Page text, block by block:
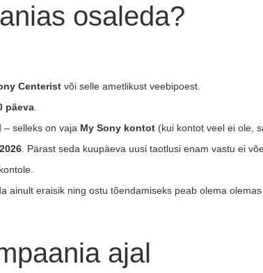
osaleda?
Centerist või selle ametlikust veebipoest.
päeva
– selleks on vaja My Sony kontot (kui kontot veel ei ole,
. Pärast seda kuupäeva uusi taotlusi enam vastu ei
ainult eraisik ning ostu tõendamiseks peab olema
ajal